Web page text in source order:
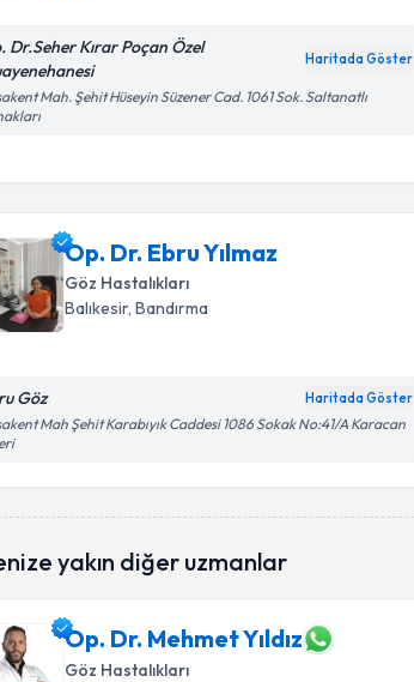
Dr.Seher Kırar Poçan Özel
Haritada Göster
Mah. Şehit Hüseyin Süzener Cad. 1061 Sok. Saltanatlı
Op. Dr. Ebru Yılmaz
Göz Hastalıkları
Balıkesir, Bandırma
Göz Haritada Göster
Mah Şehit Karabıyık Caddesi 1086 Sokak No:41/A Karacan
yakın diğer uzmanlar
Op. Dr. Mehmet Yıldız
Göz Hastalıkları